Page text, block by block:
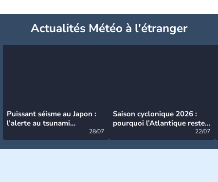
Actualités Météo à l'étranger
Puissant séisme au Japon :
l’alerte au tsunami
28/07
Saison cyclonique 2026 :
pourquoi l’Atlantique reste
22/07